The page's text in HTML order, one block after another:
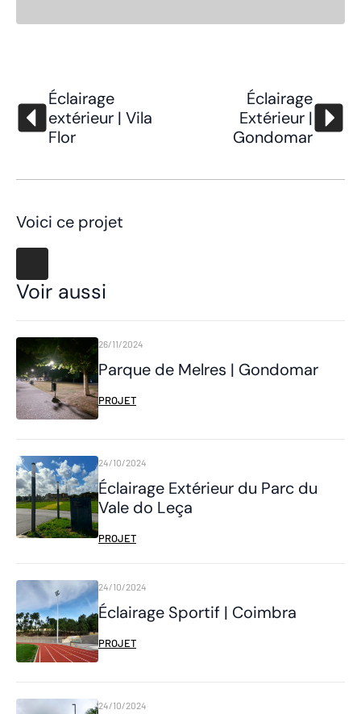
Éclairage
extérieur | Vila
Flor
Éclairage
Extérieur |
Gondomar
Voici ce projet
Voir aussi
Parque de Melres | Gondomar
26/11/2024
PROJET
Éclairage Extérieur du Parc du
Vale do Leça
24/10/2024
PROJET
Éclairage Sportif | Coimbra
24/10/2024
PROJET
24/10/2024